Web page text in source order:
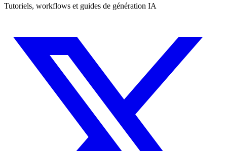
Tutoriels, workflows et guides de génération IA